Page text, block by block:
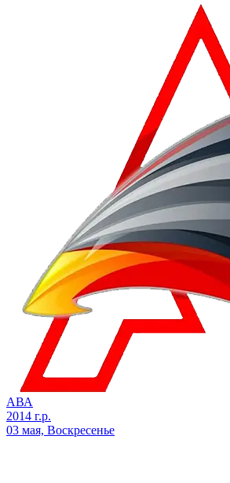
АВА
2014 г.р.
03 мая, Воскресенье